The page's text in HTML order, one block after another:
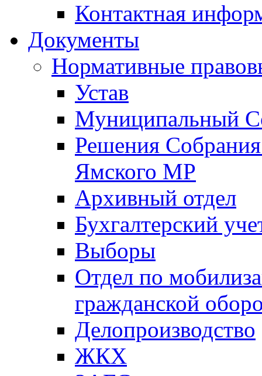
Контактная
Документы
Нормативные
Устав
Муниципальный
Решения
Ямского МР
Архивный отдел
Бухгалтерский
Выборы
Отдел по
гражданской
Делопроизводство
ЖКХ